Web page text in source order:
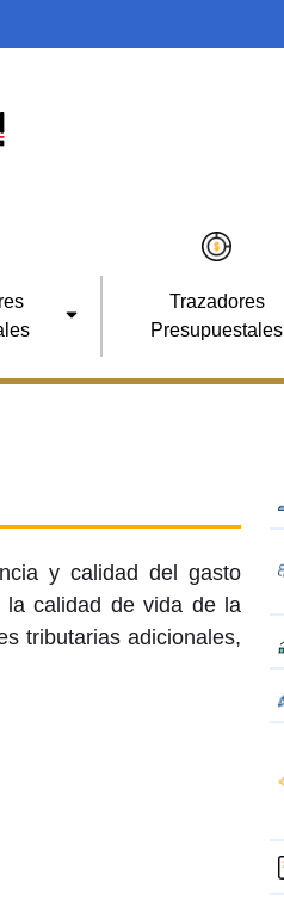
Trazadores
Presupuestales
y calidad del gasto
la calidad de vida de la
tributarias adicionales,